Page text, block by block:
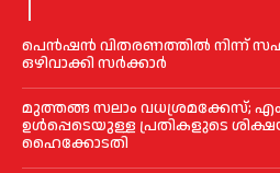
പെൻഷൻ വിതരണത്തില്‍ നിന്ന്
ഒഴിവാക്കി സര്‍ക്കാര്‍
മുത്തങ്ങ സലാം വധശ്രമക്കേസ്; എം
ഉള്‍പ്പെടെയുള്ള പ്രതികളുടെ
ഹൈക്കോടതി